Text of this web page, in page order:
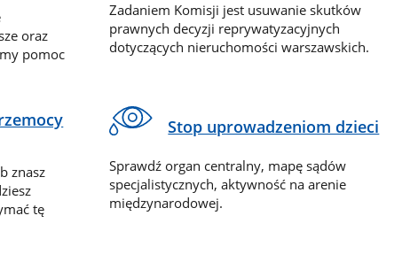
oraz
pomoc
Zadaniem Komisji jest usuwanie skutków
prawnych decyzji reprywatyzacyjnych
dotyczących nieruchomości warszawskich.
znasz
tę
Stop uprowadzeniom dzieci
Sprawdź organ centralny, mapę sądów
specjalistycznych, aktywność na arenie
międzynarodowej.